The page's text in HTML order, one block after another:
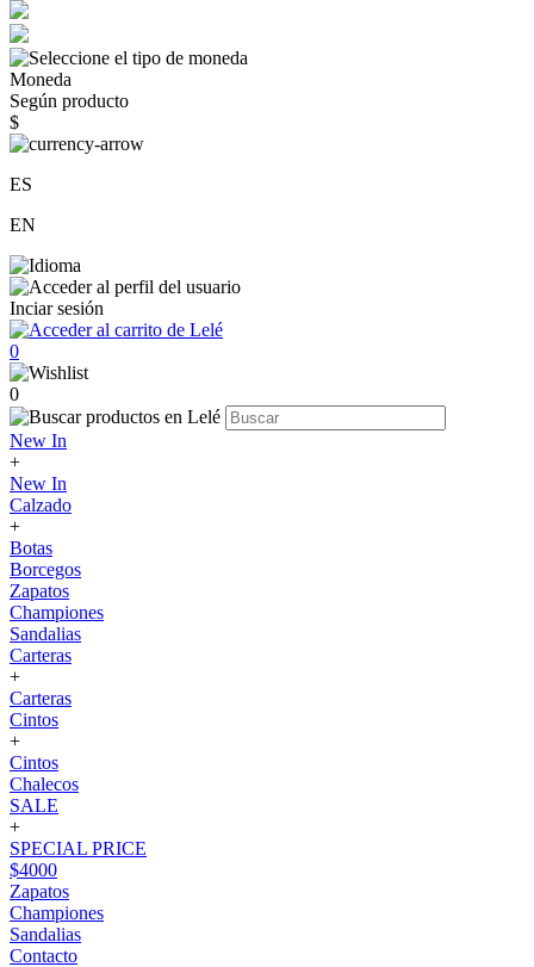
Moneda
Según producto
$
ES
EN
Inciar sesión
0
0
New In
+
New In
Calzado
+
Botas
Borcegos
Zapatos
Championes
Sandalias
Carteras
+
Carteras
Cintos
+
Cintos
Chalecos
SALE
+
SPECIAL PRICE
$4000
Zapatos
Championes
Sandalias
Contacto